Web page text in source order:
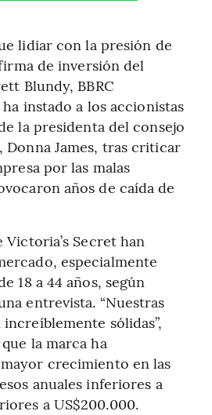
lidiar con la presión de
de inversión del
Blundy, BBRC
instado a los accionistas
la presidenta del consejo
James, tras criticar
por las malas
años de caída de
Victoria’s Secret han
especialmente
18 a 44 años, según
entrevista. “Nuestras
sólidas”,
la marca ha
crecimiento en las
anuales inferiores a
a US$200.000.